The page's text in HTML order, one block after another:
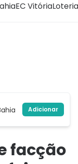
EC Vitória
Adicionar
facção